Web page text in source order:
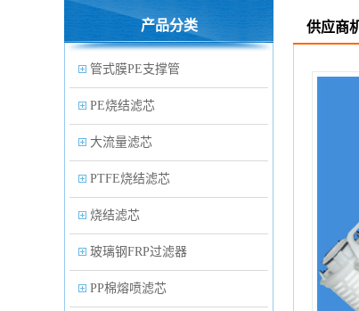
产品分类
管式膜PE支撑管
PE烧结滤芯
大流量滤芯
PTFE烧结滤芯
烧结滤芯
玻璃钢FRP过滤器
PP棉熔喷滤芯
供应商